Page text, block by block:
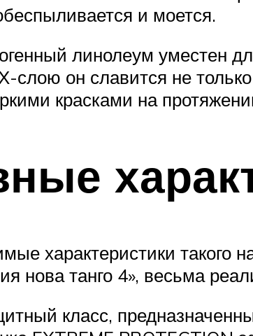
и моется.
линолеум уместен
слою он славится не
красками на
характеристики такого
нова танго 4», весьма
класс,